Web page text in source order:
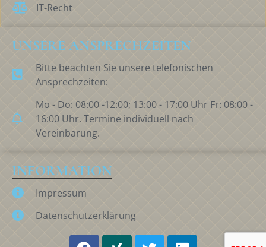
IT-Recht
UNSERE ANSPRECHZEITEN
Bitte beachten Sie unsere telefonischen
Ansprechzeiten:
Mo - Do: 08:00 -12:00; 13:00 - 17:00 Uhr Fr: 08:00 -
16:00 Uhr. Termine individuell nach
Vereinbarung.
INFORMATION
Impressum
Datenschutzerklärung